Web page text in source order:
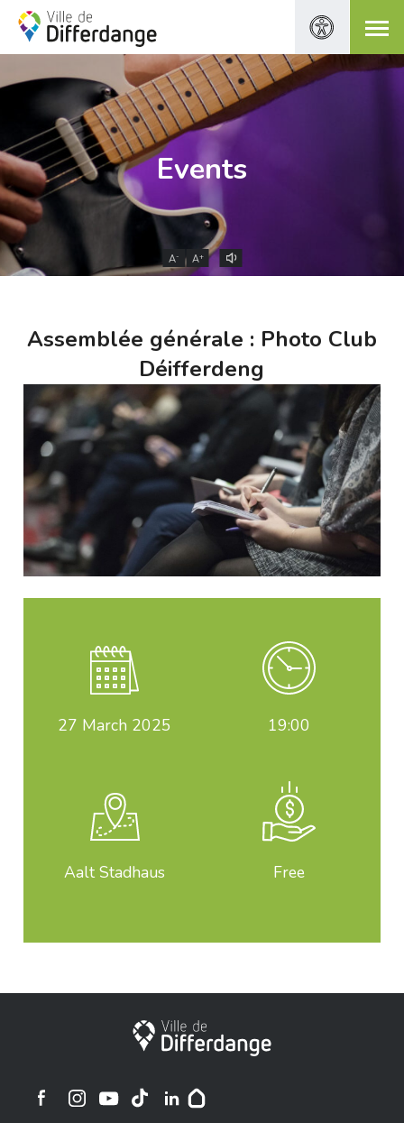
Events
A- A+
Assemblée générale : Photo Club
Déifferdeng
27 March 2025 19:00
Aalt Stadhaus Free
City of Differdange
Ville de Differdange sur Instagram